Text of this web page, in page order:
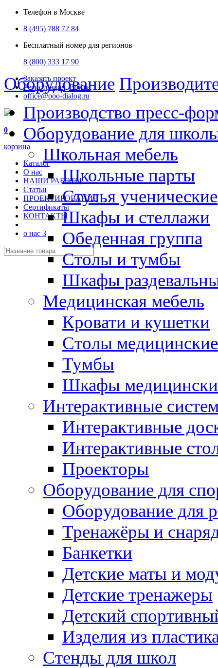
Телефон в Москве
8 (495) 788 72 84
Бесплатный номер для регионов
8 (800) 333 17 90
Заказать проект
Регистрация Войти
office@ooo-dialog.ru
0
корзина
Каталог
О нас
НАШИ РАБОТЫ
Статьи
ПРОЕКТИРОВАНИЕ
Сертификаты
КОНТАКТЫ
о нас 3
Оборудование
Производство пресс-
Оборудование для
Школьная мебель
Школьные парты
Стулья ученические
Шкафы и стеллажи
Обеденная группа
Столы и тумбы
Шкафы
Медицинская мебель
Кровати и кушетки
Столы медицинские
Тумбы
Шкафы
Интерактивные
Интерактивные
Интерактивные
Проекторы
Оборудование для
Оборудование для
Тренажёры и
Банкетки
Детские маты и
Детские тренажеры
Детский
Изделия из
Стенды для школ